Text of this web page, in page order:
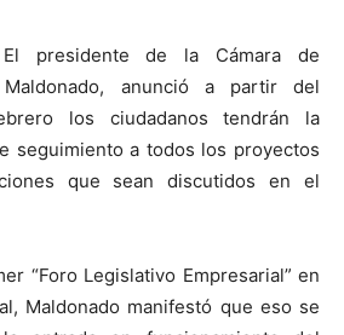
presidente de la Cámara de
Maldonado, anunció a partir del
los ciudadanos tendrán la
seguimiento a todos los proyectos
que sean discutidos en el
“Foro Legislativo Empresarial” en
Maldonado manifestó que eso se